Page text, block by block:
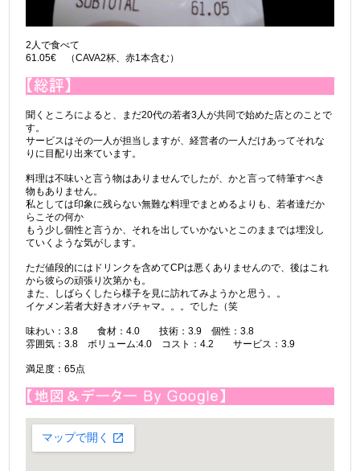
2人で食べて
61.05€ （CAVA2杯、赤1本含む）
聞くところによると、まだ20代の若者3人が共同で始めた店とのことで
す。
サービスはその一人が担当しますが、経営者の一人だけあってそれな
りに目配り出来ています。
料理は不味いと言う物はありませんでしたが、かと言って特筆すべき
物もありません。
私としては印象に残らない無難な料理でまとめるよりも、若者達だか
らこその何か
もう少し個性と言うか、それを出していかないとこのままでは埋没し
ていくような気がします。
ただ値段的にはドリンクを含めてCPは悪くありませんので、後はこれ
から彼らの頑張り次第かも。
また、しばらくしたら様子を見に訪れてみようかと思う。。
イケメン若者大好きオバチャマ。。。でした（笑
味わい：3.8 食材：4.0 技術：3.9 個性：3.8
雰囲気：3.8 ボリューム:4.0 コスト：4.2 サービス：3.9
満足度：65点